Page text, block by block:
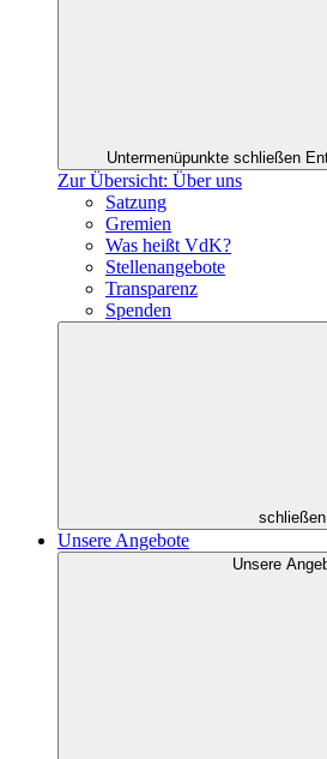
Untermenüpunkte schließen
Zur Übersicht: Über uns
Satzung
Gremien
Was heißt VdK?
Stellenangebote
Transparenz
Spenden
schließen
Unsere Angebote
Unsere